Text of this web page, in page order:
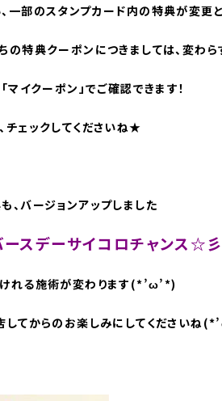
一部のスタンプカード内の特典が変
の特典クーポンにつきましては、変わ
マイクーポン」でご確認できます！
チェックしてくださいね★
、バージョンアップしました
ースデーサイコロチャンス☆彡
れる施術が変わります(*’ω’*)
店してからのお楽しみにしてく